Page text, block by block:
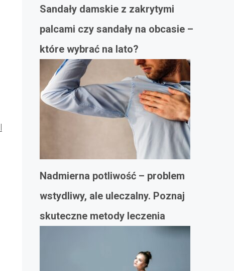
Sandały damskie z zakrytymi
palcami czy sandały na obcasie –
które wybrać na lato?
Nadmierna potliwość – problem
wstydliwy, ale uleczalny. Poznaj
skuteczne metody leczenia